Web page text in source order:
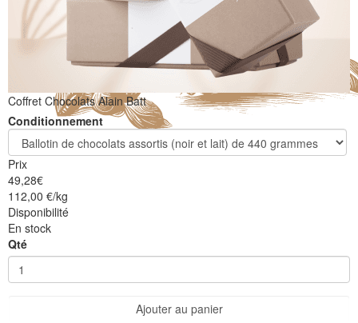
Coffret Chocolats Alain Batt
Conditionnement
Prix
49,28€
112,00 €/kg
Disponibilité
En stock
Qté
Ajouter au panier